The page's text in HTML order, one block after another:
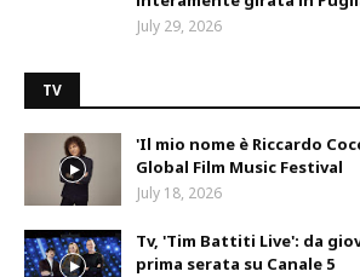
July 29, 2026
TV
'Il mio nome è Riccardo
Global Film Music Festival
July 18, 2026
Tv, 'Tim Battiti Live': da
prima serata su Canale 5